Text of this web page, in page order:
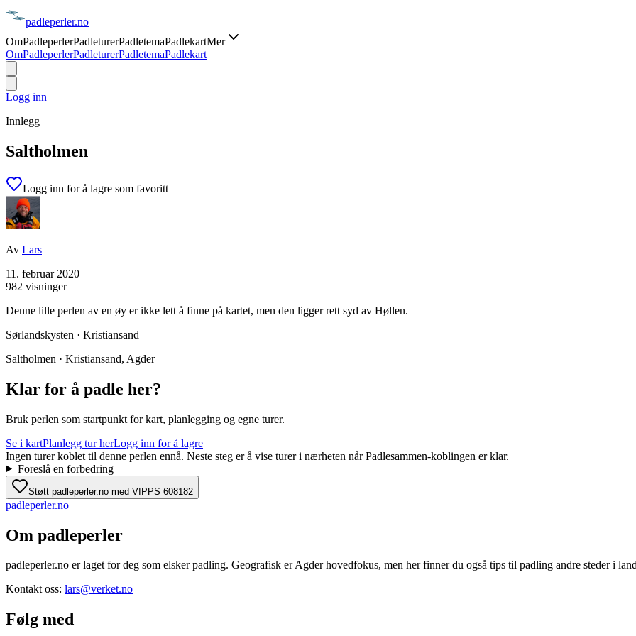
padleperler.no
OmPadleperlerPadleturerPadletemaPadlekartMer
OmPadleperlerPadleturerPadletemaPadlekart
Logg inn
Innlegg
Saltholmen
Logg inn for å lagre som favoritt
Av Lars
11. februar 2020
982 visninger
Denne lille perlen av en øy er ikke lett å finne på kartet, men den ligger rett syd av Høllen.
Sørlandskysten · Kristiansand
Saltholmen · Kristiansand, Agder
Klar for å padle her?
Bruk perlen som startpunkt for kart, planlegging og egne turer.
Se i kartPlanlegg tur herLogg inn for å lagre
Ingen turer koblet til denne perlen ennå. Neste steg er å vise turer i nærheten når Padlesammen-koblingen er klar.
Foreslå en forbedring
Støtt padleperler.no med VIPPS 608182
padleperler.no
Om padleperler
padleperler.no er laget for deg som elsker padling. Geografisk er Agder hovedfokus, men her finner du også tips til padling andre steder i
Kontakt oss: lars@verket.no
Følg med